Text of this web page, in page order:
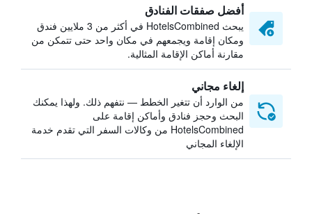
أفضل صفقات الفنادق
يبحث HotelsCombined في أكثر من 3 ملايين فندق
ومكان إقامة ويجمعهم في مكان واحد حتى تتمكن من
مقارنة أماكن الإقامة المثالية.
إلغاء مجاني
من الوارد أن تتغير الخطط — نتفهم ذلك. ولهذا يمكنك
البحث وحجز فنادق وأماكن إقامة على
HotelsCombined من وكالات السفر التي تقدم خدمة
الإلغاء المجاني